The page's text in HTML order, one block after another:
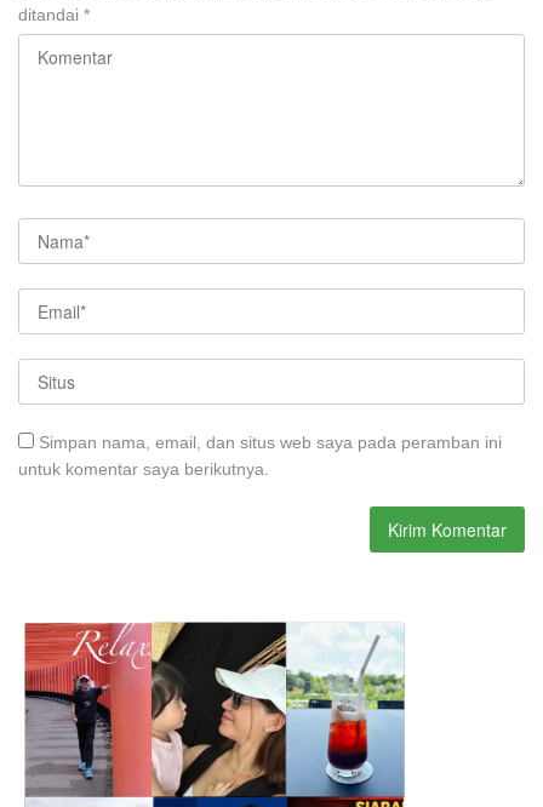
ditandai *
Simpan nama, email, dan situs web saya pada peramban ini
untuk komentar saya berikutnya.